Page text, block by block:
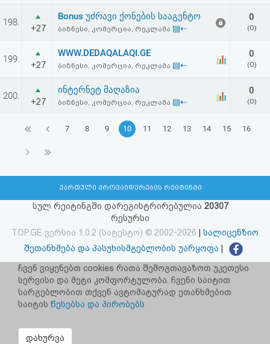
198.
+27
Bonus უძრავი ქონების სააგენტო
ბიზნესი, კომერცია, რეკლამა ▤⇠
0
(0)
199.
+27
WWW.DEDAQALAQI.GE
ბიზნესი, კომერცია, რეკლამა ▤⇠
0
(0)
200.
+27
ინტერნეტ მაღაზია
ბიზნესი, კომერცია, რეკლამა ▤⇠
0
(0)
7 8 9 10 11 12 13 14 15 16
ქართული პროვაიდერების რეიტინგი
სულ რეიტინგში დარეგისტრირებულია 20307
რესურსი
TOP.GE ვერსია 1.0.2 (სატესტო) © 2002-2026
სალიცენზიო
შეთანხმება და პასუხისმგებლობის უარყოფა
facebook.com/TOP.GE
იხილეთ TOP.GE - ის ძველი ვერსია ბმულზე
TOP.GE-ს სერვერების განთავსებას და ინტერნეტთან კავშირს
ჩვენ ვიყენებთ cookies რათა შემოგთავაზოთ უკეთესი
სერვისი და მეტი კომფორტულობა. ჩვენი საიტით
სარგებლობით თქვენ ავტომატურად ეთანხმებით
საიტის წესებსა და პირობებს
დახურვა